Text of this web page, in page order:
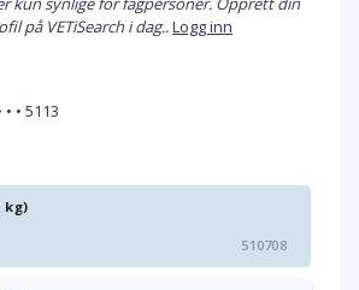
på VETiSearch i dag..Logg inn
• • 5113
kg)
510708